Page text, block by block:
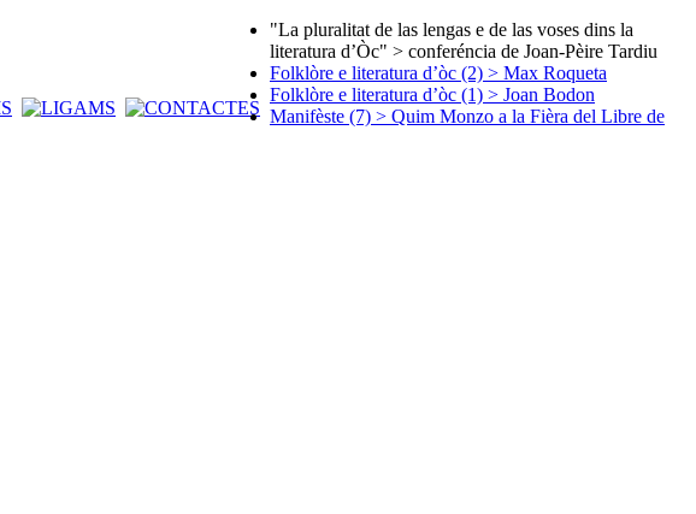
"La pluralitat de las lengas e de las voses dins la
literatura d’Òc" > conferéncia de Joan-Pèire Tardiu
Folklòre e literatura d’òc (2) > Max Roqueta
Folklòre e literatura d’òc (1) > Joan Bodon
Manifèste (7) > Quim Monzo a la Fièra del Libre de